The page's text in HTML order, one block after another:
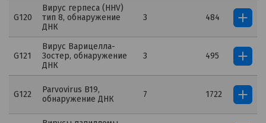
G120
Вирус герпеса (HHV)
тип 8, обнаружение
ДНК
3 484
G121
Вирус Варицелла-
Зостер, обнаружение
ДНК
3 495
G122
Parvovirus B19,
обнаружение ДНК
7 1722